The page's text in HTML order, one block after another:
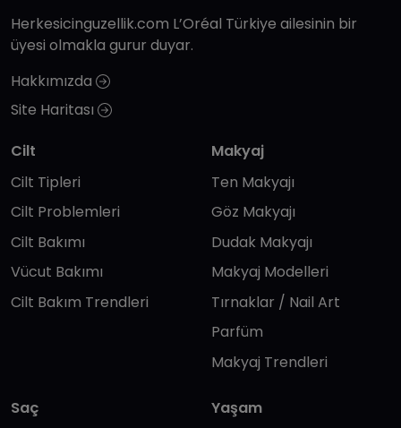
Herkesicinguzellik.com L’Oréal Türkiye ailesinin bir
üyesi olmakla gurur duyar.
Hakkımızda
Site Haritası
Cilt
Cilt Tipleri
Cilt Problemleri
Cilt Bakımı
Vücut Bakımı
Cilt Bakım Trendleri
Makyaj
Ten Makyajı
Göz Makyajı
Dudak Makyajı
Makyaj Modelleri
Tırnaklar / Nail Art
Parfüm
Makyaj Trendleri
Saç
Yaşam